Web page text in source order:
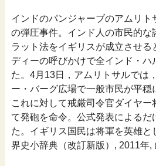
インドのパンジャーブのアムリト
の弾圧事件。インド人の市民的な
ラット法をイギリスが成立させる
ディーの呼びかけで全インド・ハ
た。4月13日，アムリトサルでは
ー・バーグ広場で一般市民が平穏
これに対して戒厳司令官ダイヤ
て発砲を命令。公式発表によるだ
た。イギリス国民は将軍を英雄と
界史小辞典（改訂新版）, 2011年,